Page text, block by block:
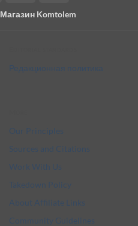
Магазин Komtolem
Редакционная политика
Our Principles
Sources and Citations
Work With Us
Takedown Policy
About Affiliate Links
Community Guidelines